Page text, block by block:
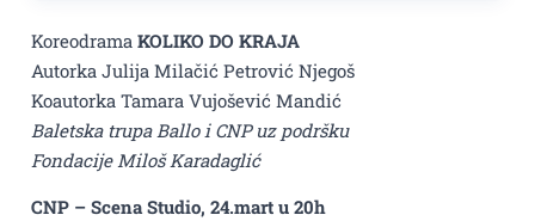
Koreodrama KOLIKO DO KRAJA
Autorka Julija Milačić Petrović Njegoš
Koautorka Tamara Vujošević Mandić
Baletska trupa Ballo i CNP uz podršku
Fondacije Miloš Karadaglić
CNP – Scena Studio, 24.mart u 20h